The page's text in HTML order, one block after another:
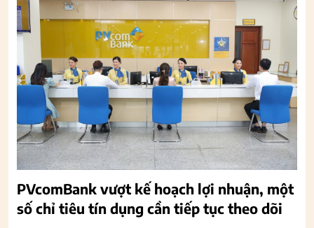
PVcomBank vượt kế hoạch lợi nhuận, một
số chỉ tiêu tín dụng cần tiếp tục theo dõi